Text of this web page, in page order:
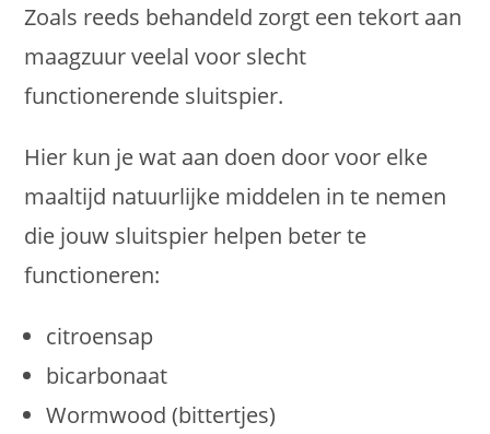
Zoals reeds behandeld zorgt een tekort aan
maagzuur veelal voor slecht
functionerende sluitspier.
Hier kun je wat aan doen door voor elke
maaltijd natuurlijke middelen in te nemen
die jouw sluitspier helpen beter te
functioneren:
citroensap
bicarbonaat
Wormwood (bittertjes)